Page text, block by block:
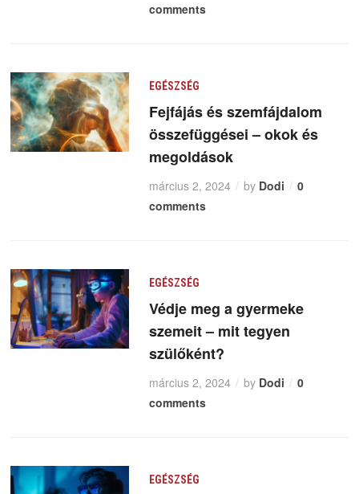
comments
EGÉSZSÉG
Fejfájás és szemfájdalom
összefüggései – okok és
megoldások
március 2, 2024 by Dodi
0
comments
EGÉSZSÉG
Védje meg a gyermeke
szemeit – mit tegyen
szülőként?
március 2, 2024 by Dodi
0
comments
EGÉSZSÉG